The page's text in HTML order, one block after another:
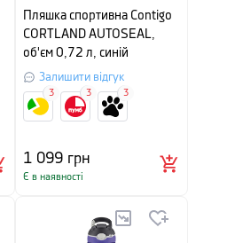
Пляшка спортивна Contigo
CORTLAND AUTOSEAL,
об'єм 0,72 л, синій
Залишити відгук
1 099 грн
Є в наявності
3 3 3